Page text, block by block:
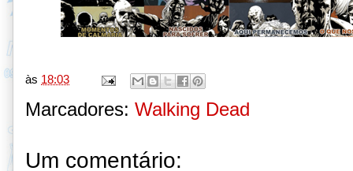
às 18:03
Marcadores: Walking Dead
Um comentário: